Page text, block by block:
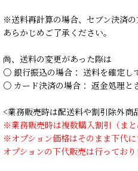
※送料再計算の場合、セブン決済
あらかじめご了承ください。
尚、送料の変更があった際は
○ 銀行振込の場合： 送料を確定し
○ カード決済の場合： 返金処理と
<業務販売時は配送料や割引除外
※業務販売時は複数購入割引（ま
※オプション価格はそのまま下代に
オプションの下代販売は行ってお